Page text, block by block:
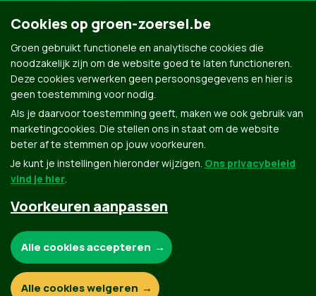
Groen.be
Contact Privacybeleid
Cookies op groen-zoersel.be
Groen gebruikt functionele en analytische cookies die
noodzakelijk zijn om de website goed te laten functioneren.
Deze cookies verwerken geen persoonsgegevens en hier is
geen toestemming voor nodig.
Als je daarvoor toestemming geeft, maken we ook gebruik van
marketingcookies. Die stellen ons in staat om de website
beter af te stemmen op jouw voorkeuren.
Je kunt je instellingen hieronder wijzigen. Ons privacybeleid
vind je hier.
Voorkeuren aanpassen
Functionele en analytische cookies:
Alle cookies accepteren
Alle cookies weigeren